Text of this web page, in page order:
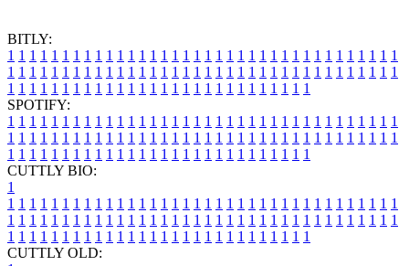
BITLY:
1 1 1 1 1 1 1 1 1 1 1 1 1 1 1 1 1 1 1 1 1 1 1 1 1 1 1 1 1 1 1 1 1 1 1 1
1 1 1 1 1 1 1 1 1 1 1 1 1 1 1 1 1 1 1 1 1 1 1 1 1 1 1 1 1 1 1 1 1 1 1 1
1 1 1 1 1 1 1 1 1 1 1 1 1 1 1 1 1 1 1 1 1 1 1 1 1 1 1 1
SPOTIFY:
1 1 1 1 1 1 1 1 1 1 1 1 1 1 1 1 1 1 1 1 1 1 1 1 1 1 1 1 1 1 1 1 1 1 1 1
1 1 1 1 1 1 1 1 1 1 1 1 1 1 1 1 1 1 1 1 1 1 1 1 1 1 1 1 1 1 1 1 1 1 1 1
1 1 1 1 1 1 1 1 1 1 1 1 1 1 1 1 1 1 1 1 1 1 1 1 1 1 1 1
CUTTLY BIO:
1
1 1 1 1 1 1 1 1 1 1 1 1 1 1 1 1 1 1 1 1 1 1 1 1 1 1 1 1 1 1 1 1 1 1 1 1
1 1 1 1 1 1 1 1 1 1 1 1 1 1 1 1 1 1 1 1 1 1 1 1 1 1 1 1 1 1 1 1 1 1 1 1
1 1 1 1 1 1 1 1 1 1 1 1 1 1 1 1 1 1 1 1 1 1 1 1 1 1 1 1
CUTTLY OLD: